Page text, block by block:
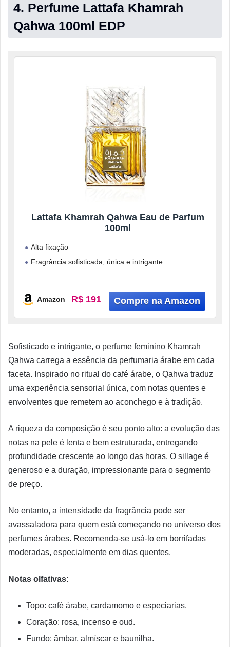
4. Perfume Lattafa Khamrah
Qahwa 100ml EDP
Lattafa Khamrah Qahwa Eau de Parfum
100ml
Alta fixação
Fragrância sofisticada, única e intrigante
Amazon
R$ 191
Sofisticado e intrigante, o perfume feminino Khamrah
Qahwa carrega a essência da perfumaria árabe em cada
faceta. Inspirado no ritual do café árabe, o Qahwa traduz
uma experiência sensorial única, com notas quentes e
envolventes que remetem ao aconchego e à tradição.
A riqueza da composição é seu ponto alto: a evolução das
notas na pele é lenta e bem estruturada, entregando
profundidade crescente ao longo das horas. O sillage é
generoso e a duração, impressionante para o segmento
de preço.
No entanto, a intensidade da fragrância pode ser
avassaladora para quem está começando no universo dos
perfumes árabes. Recomenda-se usá-lo em borrifadas
moderadas, especialmente em dias quentes.
Notas olfativas:
Topo: café árabe, cardamomo e especiarias.
Coração: rosa, incenso e oud.
Fundo: âmbar, almíscar e baunilha.